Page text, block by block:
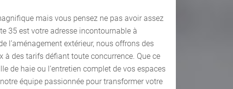
mais vous pensez ne pas avoir assez
35 est votre adresse incontournable à
l’aménagement extérieur, nous offrons des
à des tarifs défiant toute concurrence. Que ce
de haie ou l’entretien complet de vos espaces
équipe passionnée pour transformer votre